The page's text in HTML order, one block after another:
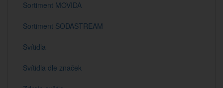
Sortiment MOVIDA
Sortiment SODASTREAM
Svítidla
Svítidla dle značek